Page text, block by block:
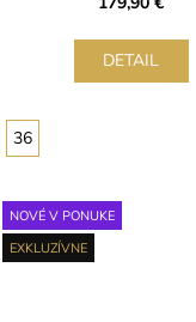
DETAIL
36
NOVÉ V PONUKE
EXKLUZÍVNE